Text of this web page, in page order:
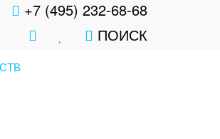
+7 (495) 232-68-68
ПОИСК